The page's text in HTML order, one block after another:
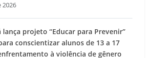
2026
lança projeto “Educar para Prevenir”
conscientizar alunos de 13 a 17
à violência de gênero